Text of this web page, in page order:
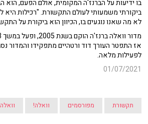
בו ידיעות על הברנז'ה המקומית, אולם הפעם, הוא
ביקורתי משמעותי לעולם התקשורת. "רכילות
לא מה שאנו נוגעים בו, הכיוון הוא ביקורת על
אז התפטר העורך דוד ורטהיים מתפקידו והמדור
לפעילות מלאה.
01/07/2021
תקשורת מפורסמים וואלה!